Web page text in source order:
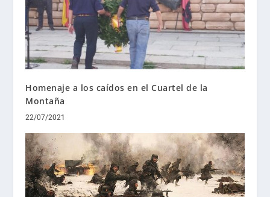
Homenaje a los caídos en el Cuartel de la
Montaña
22/07/2021